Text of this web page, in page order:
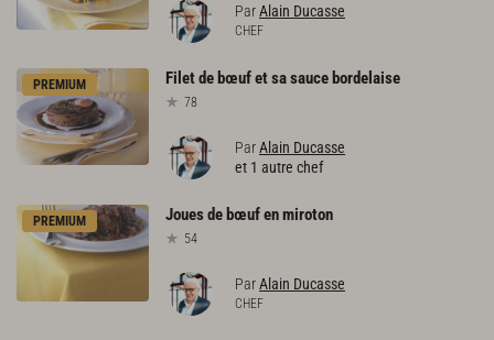
ParAlain Ducasse
CHEF
PREMIUM Filetde bœufetsasauce bordelaise
78
ParAlain Ducasse
et 1 autre chef
PREMIUM Jouesde bœufenmiroton
54
ParAlain Ducasse
CHEF